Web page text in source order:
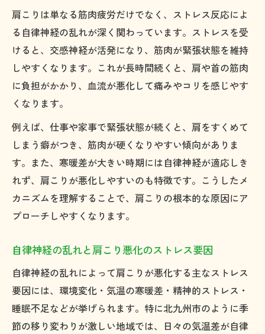
肩こりは単なる筋肉疲労だけでなく、ストレス反応によ
る自律神経の乱れが深く関わっています。ストレスを受
けると、交感神経が活発になり、筋肉が緊張状態を維持
しやすくなります。これが長時間続くと、肩や首の筋肉
に負担がかかり、血流が悪化して痛みやコリを感じやす
くなります。
例えば、仕事や家事で緊張状態が続くと、肩をすくめて
しまう癖がつき、筋肉が硬くなりやすい傾向がありま
す。また、寒暖差が大きい時期には自律神経が適応しき
れず、肩こりが悪化しやすいのも特徴です。こうしたメ
カニズムを理解することで、肩こりの根本的な原因にア
プローチしやすくなります。
自律神経の乱れと肩こり悪化のストレス要因
自律神経の乱れによって肩こりが悪化する主なストレス
要因には、環境変化・気温の寒暖差・精神的ストレス・
睡眠不足などが挙げられます。特に北九州市のように季
節の移り変わりが激しい地域では、日々の気温差が自律